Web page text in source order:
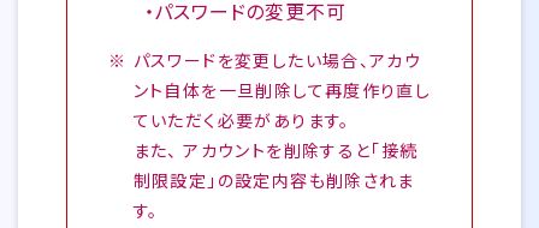
・パスワードの変更不可
パスワードを変更したい場合、アカウ
ント自体を一旦削除して再度作り直し
ていただく必要があります。
また、 アカウントを削除すると「接続
制限設定」の設定内容も削除されま
す。